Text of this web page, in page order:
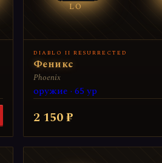
LO
DIABLO II RESURRECTED
Феникс
Phoenix
оружие · 65 ур
2 150 ₽